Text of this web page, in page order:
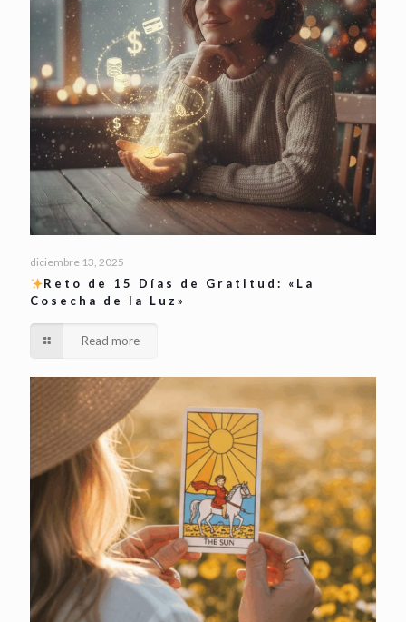
diciembre 13, 2025
Reto de 15 Días de Gratitud: «La
Cosecha de la Luz»
Read more